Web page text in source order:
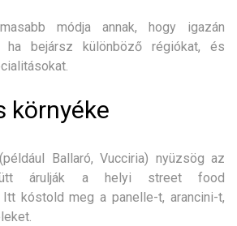
módja annak, hogy igazán
ha bejársz különböző régiókat, és
környéke
Ballaró, Vucciria) nyüzsög az
árulják a helyi street food
kóstold meg a panelle-t, arancini-t,